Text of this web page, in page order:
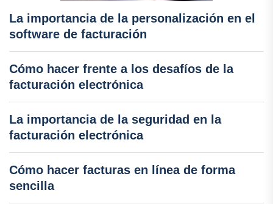
La importancia de la personalización en el
software de facturación
Cómo hacer frente a los desafíos de la
facturación electrónica
La importancia de la seguridad en la
facturación electrónica
Cómo hacer facturas en línea de forma
sencilla